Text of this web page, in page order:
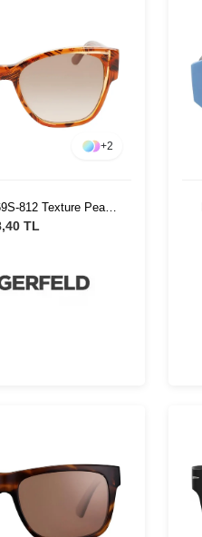
+2
812 Texture Peach
Gözlüğü
TL